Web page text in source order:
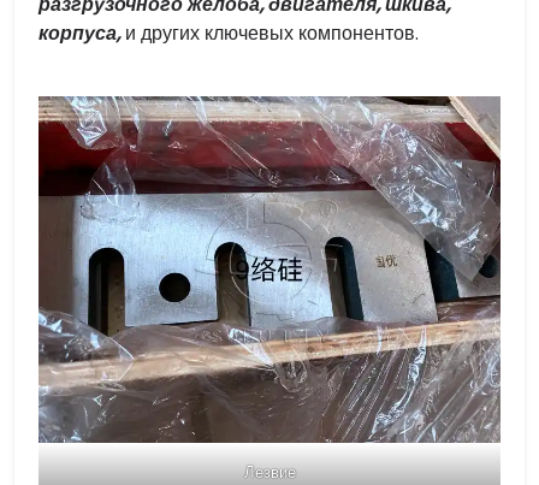
корпуса,и других ключевых компонентов.
Лезвие